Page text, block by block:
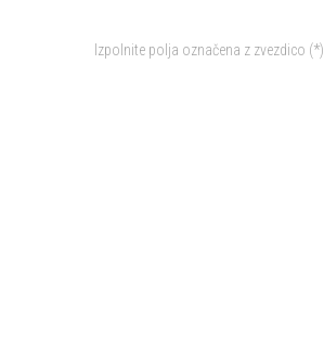
Izpolnite polja označena z zvezdico (*).